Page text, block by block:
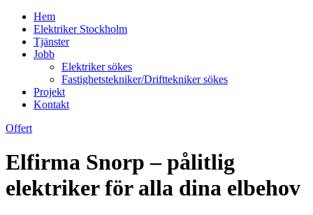
Hem
Elektriker Stockholm
Tjänster
Jobb
Elektriker sökes
Fastighetstekniker/Drifttekniker sökes
Projekt
Kontakt
Offert
Elfirma Snorp – pålitlig
elektriker för alla dina elbehov